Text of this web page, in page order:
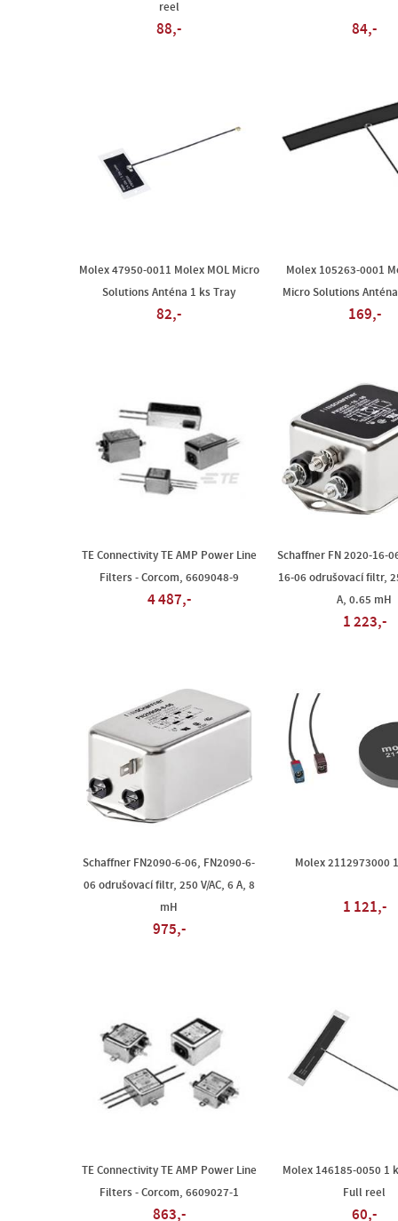
reel
88,- 84,-
Molex 47950-0011 Molex MOL Micro
Solutions Anténa 1 ks Tray
82,-
Molex 105263-0001
Micro Solutions
169,-
TE Connectivity TE AMP Power Line
Filters - Corcom, 6609048-9
4 487,-
Schaffner FN 2020-16-
16-06 odrušovací filtr,
A, 0.65 mH
1 223,-
Schaffner FN2090-6-06, FN2090-6-
06 odrušovací filtr, 250 V/AC, 6 A, 8
mH
975,-
Molex 2112973000
1 121,-
TE Connectivity TE AMP Power Line
Filters - Corcom, 6609027-1
863,-
Molex 146185-0050 1
Full reel
60,-